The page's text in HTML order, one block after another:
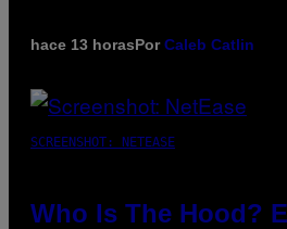
hace 13 horasPorCaleb Catlin
SCREENSHOT: NETEASE
Who Is The Hood?